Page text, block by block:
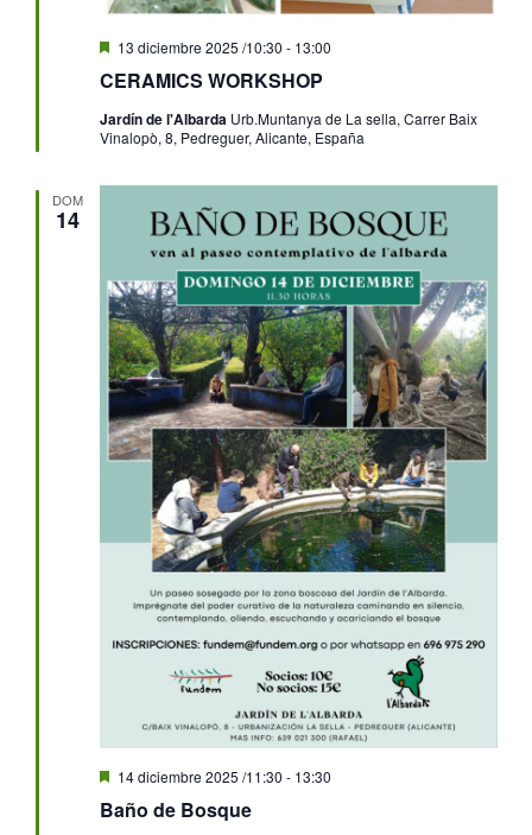
CERAMICS WORKSHOP
Destacado
13 diciembre 2025 /10:30 - 13:00
Jardín de l'Albarda Urb.Muntanya de La sella, Carrer Baix
Vinalopò, 8, Pedreguer, Alicante, España
DOM
14
Baño de Bosque
Destacado
14 diciembre 2025 /11:30 - 13:30